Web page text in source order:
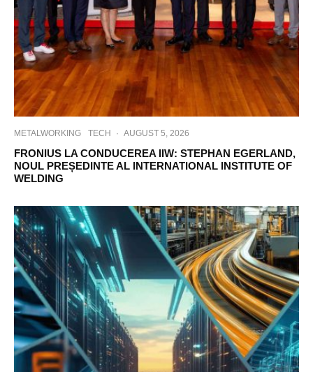
METALWORKING TECH · AUGUST 5, 2026
FRONIUS LA CONDUCEREA IIW: STEPHAN EGERLAND,
NOUL PREȘEDINTE AL INTERNATIONAL INSTITUTE OF
WELDING